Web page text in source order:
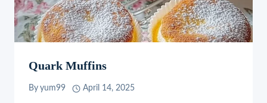
Quark Muffins
By yum99 April 14, 2025